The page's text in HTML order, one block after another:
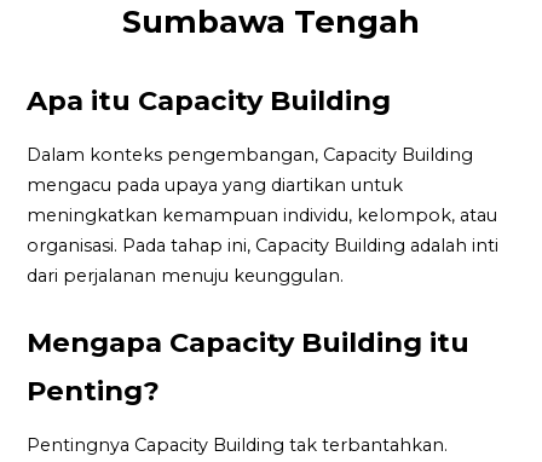
Sumbawa Tengah
Apa itu Capacity Building
Dalam konteks pengembangan, Capacity Building
mengacu pada upaya yang diartikan untuk
meningkatkan kemampuan individu, kelompok, atau
organisasi. Pada tahap ini, Capacity Building adalah inti
dari perjalanan menuju keunggulan.
Mengapa Capacity Building itu
Penting?
Pentingnya Capacity Building tak terbantahkan.